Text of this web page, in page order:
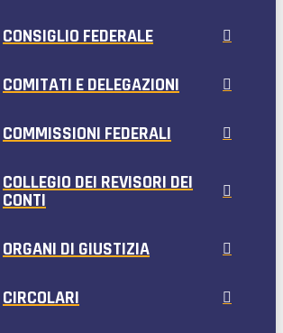
CONSIGLIO FEDERALE
COMITATI E DELEGAZIONI
COMMISSIONI FEDERALI
COLLEGIO DEI REVISORI DEI
CONTI
ORGANI DI GIUSTIZIA
CIRCOLARI